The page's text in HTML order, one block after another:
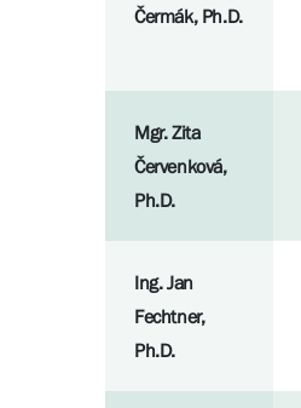
Čermák, Ph.D.
Mgr. Zita
Červenková,
Ph.D.
Ing. Jan
Fechtner,
Ph.D.